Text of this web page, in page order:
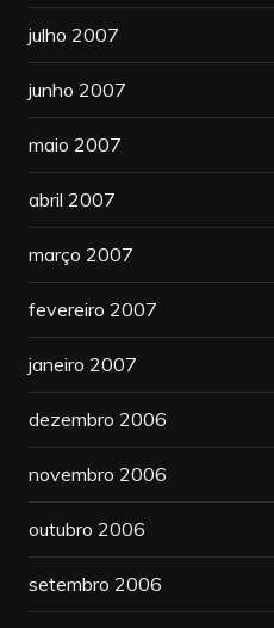
julho 2007
junho 2007
maio 2007
abril 2007
março 2007
fevereiro 2007
janeiro 2007
dezembro 2006
novembro 2006
outubro 2006
setembro 2006